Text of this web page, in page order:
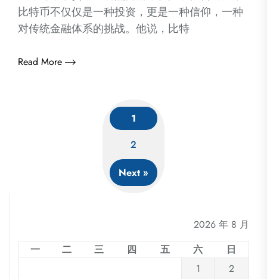
比特币不仅仅是一种投资，更是一种信仰，一种
对传统金融体系的挑战。他说，比特
Read More
Posts
navigation
1
2
Next »
2026 年 8 月
一
二 三 四 五 六
日
1
2